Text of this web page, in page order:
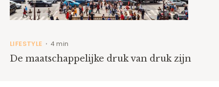
LIFESTYLE • 4 min
De maatschappelijke druk van druk zijn